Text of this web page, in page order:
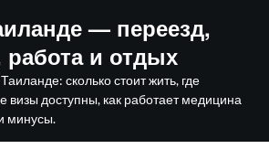
— переезд,
и отдых
сколько стоит жить, где
визы доступны, как работает медицина
минусы.